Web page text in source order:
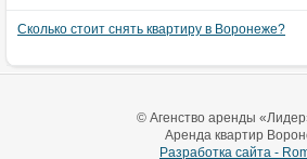
Сколько стоит снять квартиру в Воронеже?
© Агенство аренды
Аренда квартир
Разработка сайта -